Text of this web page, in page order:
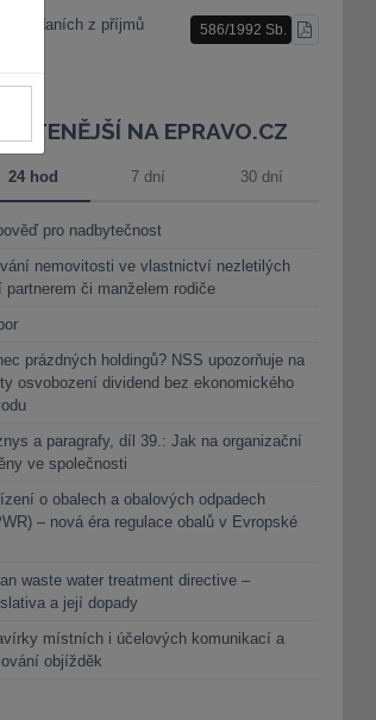
o daních z příjmů 586/1992 Sb.
STÁHNOUT
NA EPRAVO.CZ
24 hod 7 dní 30 dní
pro nadbytečnost
nemovitosti ve vlastnictví nezletilých
partnerem či manželem rodiče
prázdných holdingů? NSS upozorňuje na
osvobození dividend bez ekonomického
a paragrafy, díl 39.: Jak na organizační
ve společnosti
o obalech a obalových odpadech
– nová éra regulace obalů v Evropské
waste water treatment directive –
a její dopady
místních i účelových komunikací a
objížděk